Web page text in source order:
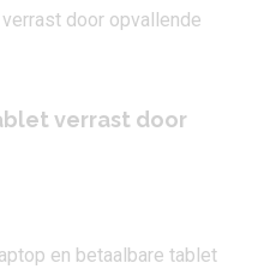
verrast door